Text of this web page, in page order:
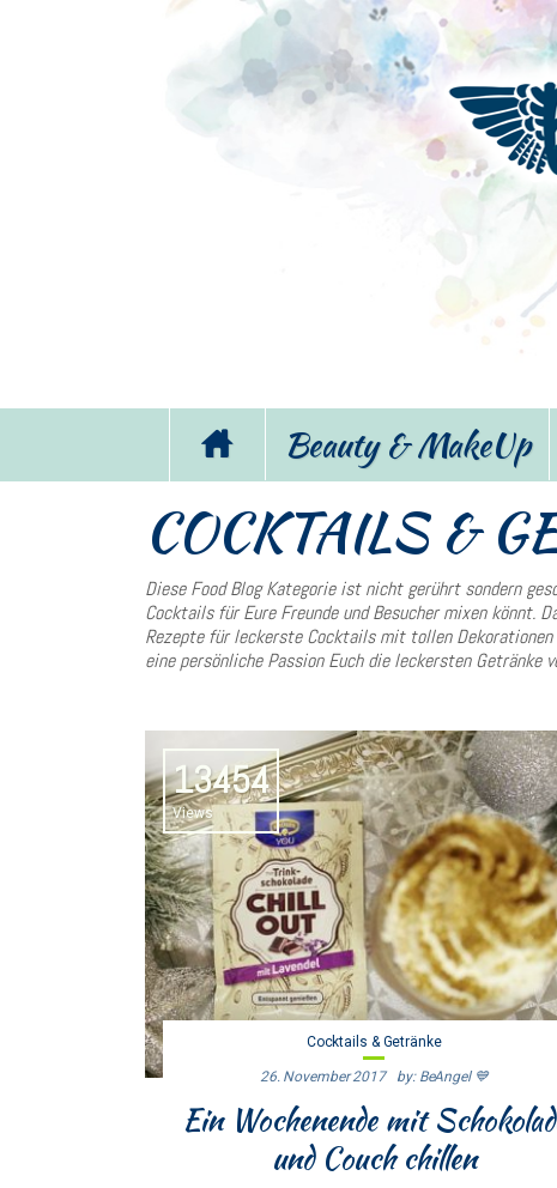
Beauty & MakeUp
COCKTAILS &
Diese Food Blog Kategorie ist nicht gerührt sondern
Cocktails für Eure Freunde und Besucher mixen könnt.
Rezepte für leckerste Cocktails mit tollen Dekorationen
eine persönliche Passion Euch die leckersten
13454
Views
Cocktails & Getränke
26. November 2017 By: BeAngel 💙
Ein Wochenende mit
und Couch chillen